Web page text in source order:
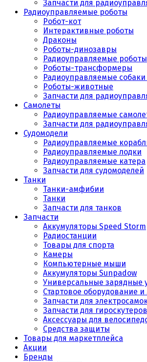
Запчасти для
Радиоуправляемые роботы
Робот-кот
Интерактивные роботы
Драконы
Роботы-динозавры
Радиоуправляемые роботы
Роботы-трансформеры
Радиоуправляемые
Роботы-животные
Запчасти для
Самолеты
Радиоуправляемые
Запчасти для
Судомодели
Радиоуправляемые
Радиоуправляемые лодки
Радиоуправляемые катера
Запчасти для судомоделей
Танки
Танки-амфибии
Танки
Запчасти для танков
Запчасти
Аккумуляторы Speed Storm
Радиостанции
Товары для спорта
Камеры
Компьютерные мыши
Аккумуляторы Sunpadow
Универсальные зарядные
Стартовое оборудование
Запчасти для
Запчасти для гироскутеров
Аксессуары для
Средства защиты
Товары для маркетплейса
Акции
Бренды